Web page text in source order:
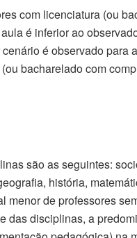
com licenciatura (ou
é inferior ao
é observado para
bacharelado com
são as seguintes:
história,
menor de professores
das disciplinas, a